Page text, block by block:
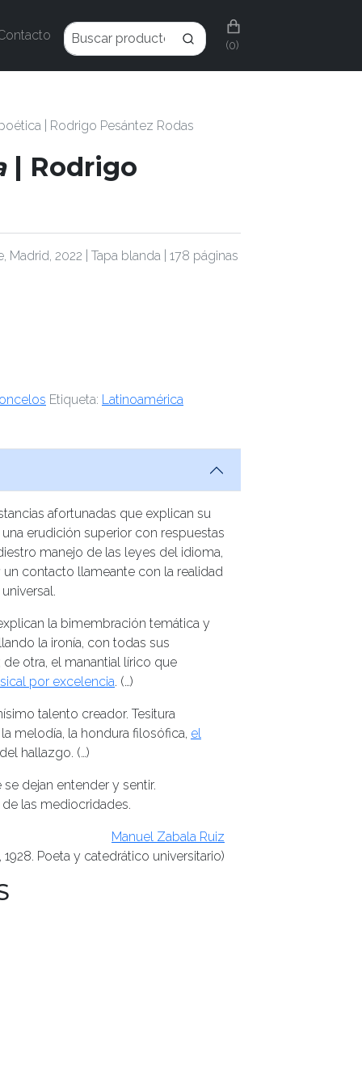
(0)
| Rodrigo Pesántez Rodas
| Rodrigo
2022 | Tapa blanda | 178 páginas
Etiqueta: Latinoamérica
afortunadas que explican su
erudición superior con respuestas
manejo de las leyes del idioma,
contacto llameante con la realidad
la bimembración temática y
la ironía, con todas sus
otra, el manantial lírico que
por excelencia. (…)
talento creador. Tesitura
melodía, la hondura filosófica, el
hallazgo. (…)
dejan entender y sentir.
las mediocridades.
Manuel Zabala Ruiz
1928. Poeta y catedrático universitario)